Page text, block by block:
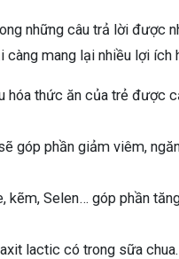
những câu trả lời được
mang lại nhiều lợi ích
hóa thức ăn của trẻ được
góp phần giảm viêm,
kẽm, Selen… góp phần
lactic có trong sữa